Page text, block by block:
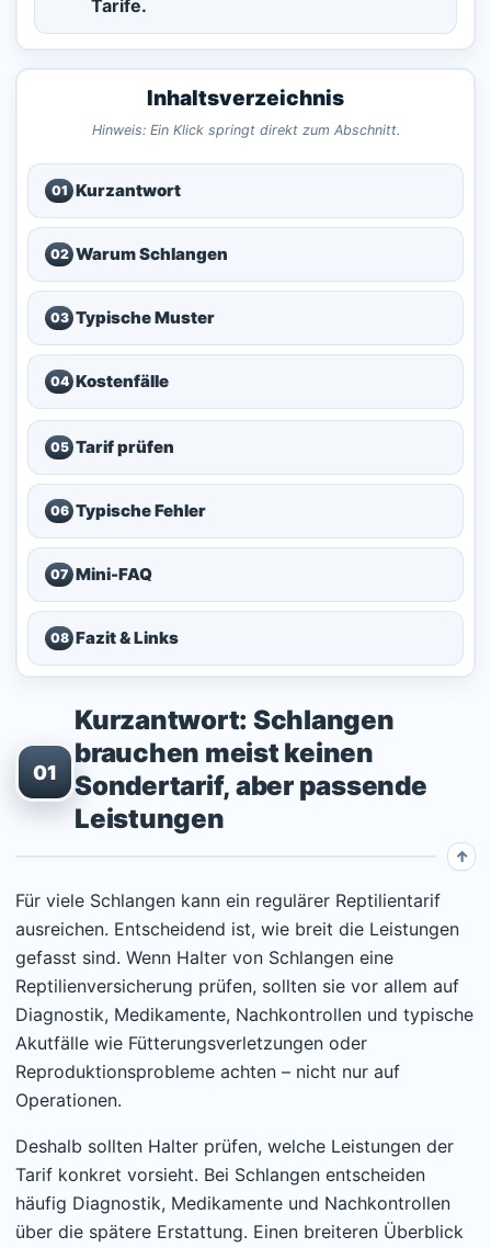
Tarife.
Inhaltsverzeichnis
Hinweis: Ein Klick springt direkt zum Abschnitt.
01 Kurzantwort
02 Warum Schlangen
03 Typische Muster
04 Kostenfälle
05 Tarif prüfen
06 Typische Fehler
07 Mini-FAQ
08 Fazit & Links
01
Kurzantwort: Schlangen
brauchen meist keinen
Sondertarif, aber passende
Leistungen
Für viele Schlangen kann ein regulärer Reptilientarif
ausreichen. Entscheidend ist, wie breit die Leistungen
gefasst sind. Wenn Halter von Schlangen eine
Reptilienversicherung prüfen, sollten sie vor allem auf
Diagnostik, Medikamente, Nachkontrollen und typische
Akutfälle wie Fütterungsverletzungen oder
Reproduktionsprobleme achten – nicht nur auf
Operationen.
Deshalb sollten Halter prüfen, welche Leistungen der
Tarif konkret vorsieht. Bei Schlangen entscheiden
häufig Diagnostik, Medikamente und Nachkontrollen
über die spätere Erstattung. Einen breiteren Überblick